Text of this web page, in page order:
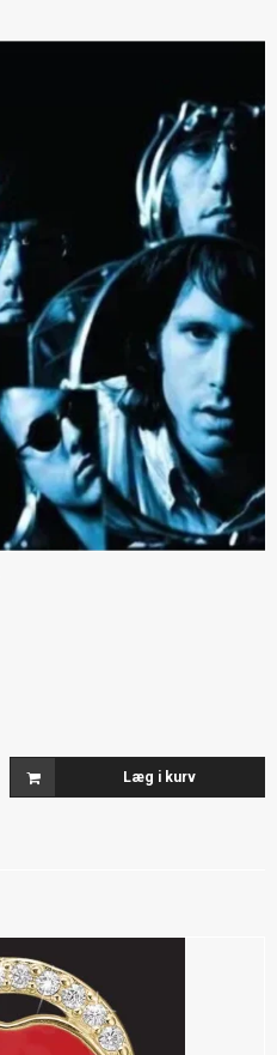
Læg i kurv